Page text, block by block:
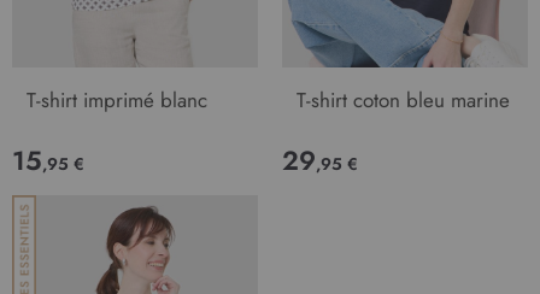
T-shirt imprimé blanc
15,95 €
T-shirt coton bleu marine
29,95 €